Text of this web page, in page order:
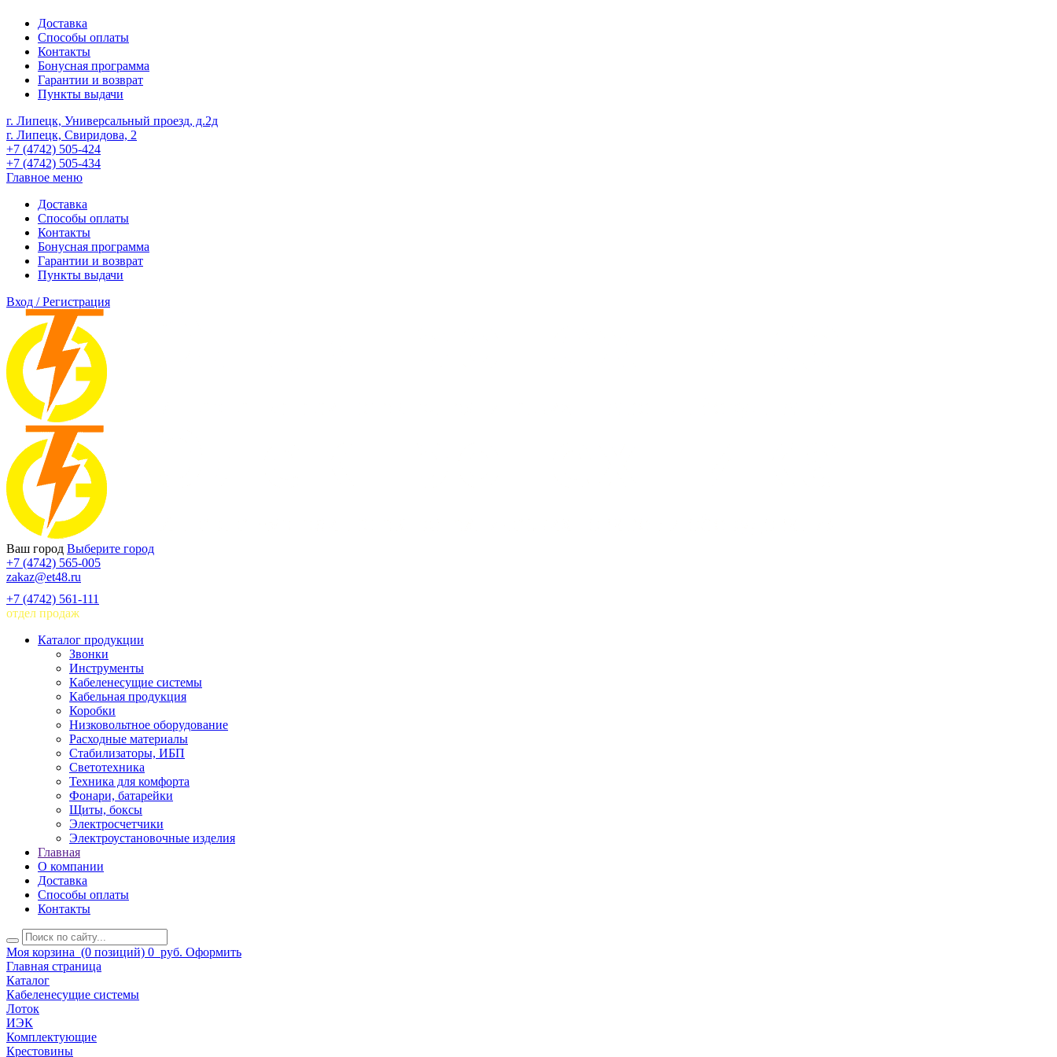
Доставка
Способы оплаты
Контакты
Бонусная программа
Гарантии и возврат
Пункты выдачи
г. Липецк, Универсальный проезд, д.2д
г. Липецк, Свиридова, 2
+7 (4742) 505-424
+7 (4742) 505-434
Главное меню
Доставка
Способы оплаты
Контакты
Бонусная программа
Гарантии и возврат
Пункты выдачи
Вход / Регистрация
Ваш город Выберите город
+7 (4742) 565-005
zakaz@et48.ru
+7 (4742) 561-111
отдел продаж
Каталог продукции
Звонки
Инструменты
Кабеленесущие системы
Кабельная продукция
Коробки
Низковольтное оборудование
Расходные материалы
Стабилизаторы, ИБП
Светотехника
Техника для комфорта
Фонари, батарейки
Щиты, боксы
Электросчетчики
Электроустановочные изделия
Главная
О компании
Доставка
Способы оплаты
Контакты
Моя корзина (0 позиций) 0 руб. Оформить
Главная страница
Каталог
Кабеленесущие системы
Лоток
ИЭК
Комплектующие
Крестовины